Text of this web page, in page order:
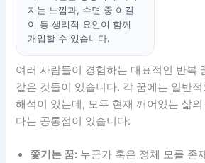
지는 느낌과, 수면 중 이갈
이 등 생리적 요인이 함께
개입할 수 있습니다.
여러 사람들이 경험하는 대표적인 반복
같은 것들이 있습니다. 각 꿈에는 일반
해석이 있는데, 모두 현재 깨어있는 삶
다는 공통점이 있습니다:
쫓기는 꿈: 누군가 혹은 정체 모를 존